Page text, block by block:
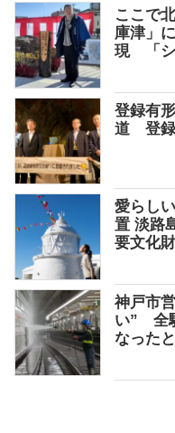
ここで
庫津」
現 「シ
登録有
道 登録
愛らし
置 淡路
要文化
神戸市
い” 全
なった